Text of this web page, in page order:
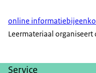
online
Leermateriaal organiseert
Service